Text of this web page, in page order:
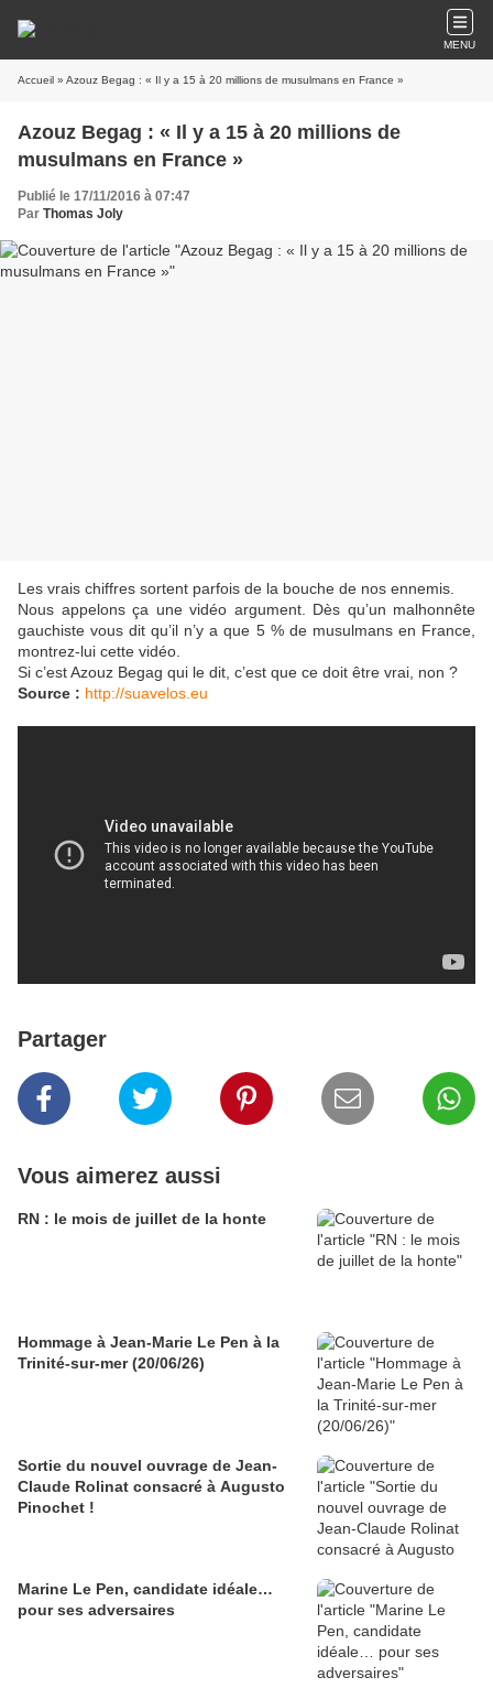
MENU
Accueil » Azouz Begag : « Il y a 15 à 20 millions de musulmans en France »
Azouz Begag : « Il y a 15 à 20 millions de
musulmans en France »
Publié le 17/11/2016 à 07:47
Par Thomas Joly
Les vrais chiffres sortent parfois de la bouche de nos ennemis.
Nous appelons ça une vidéo argument. Dès qu’un malhonnête
gauchiste vous dit qu’il n’y a que 5 % de musulmans en France,
montrez-lui cette vidéo.
Si c’est Azouz Begag qui le dit, c’est que ce doit être vrai, non ?
Source : http://suavelos.eu
Partager
Vous aimerez aussi
RN : le mois de juillet de la honte
Hommage à Jean-Marie Le Pen à la
Trinité-sur-mer (20/06/26)
Sortie du nouvel ouvrage de Jean-
Claude Rolinat consacré à Augusto
Pinochet !
Marine Le Pen, candidate idéale…
pour ses adversaires